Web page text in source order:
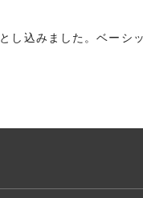
し込みました。ベーシ